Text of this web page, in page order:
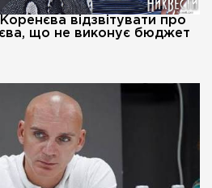
відзвітувати про
що не виконує бюджет